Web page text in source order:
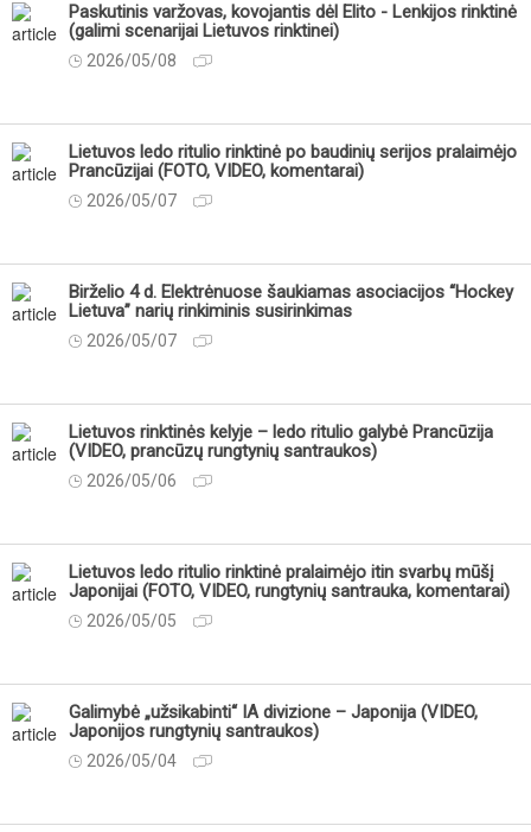
Paskutinis varžovas, kovojantis dėl Elito - Lenkijos rinktinė
(galimi scenarijai Lietuvos rinktinei)
2026/05/08
Lietuvos ledo ritulio rinktinė po baudinių serijos pralaimėjo
Prancūzijai (FOTO, VIDEO, komentarai)
2026/05/07
Birželio 4 d. Elektrėnuose šaukiamas asociacijos “Hockey
Lietuva” narių rinkiminis susirinkimas
2026/05/07
Lietuvos rinktinės kelyje – ledo ritulio galybė Prancūzija
(VIDEO, prancūzų rungtynių santraukos)
2026/05/06
Lietuvos ledo ritulio rinktinė pralaimėjo itin svarbų mūšį
Japonijai (FOTO, VIDEO, rungtynių santrauka, komentarai)
2026/05/05
Galimybė „užsikabinti“ IA divizione – Japonija (VIDEO,
Japonijos rungtynių santraukos)
2026/05/04